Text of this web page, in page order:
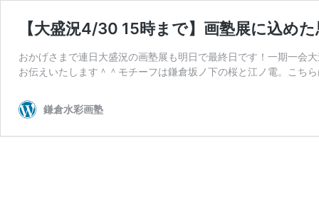
【大盛況4/30 15時まで】画塾展に込め
おかげさまで連日大盛況の画塾展も明日で最終日です！一期一会
お伝えいたします＾＾モチーフは鎌倉坂ノ下の桜と江ノ電。こち
鎌倉水彩画塾